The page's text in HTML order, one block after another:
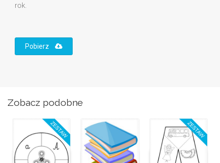
rok.
Pobierz
Zobacz podobne